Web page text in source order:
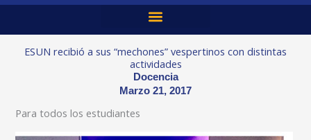
ESUN recibió a sus “mechones” vespertinos con distintas
actividades
Docencia
Marzo 21, 2017
Para todos los estudiantes